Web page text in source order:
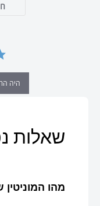
היה
שאלות
? מהו